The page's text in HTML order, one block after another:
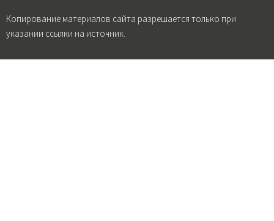
Копирование материалов сайта разрешается только при
указании ссылки на источник.